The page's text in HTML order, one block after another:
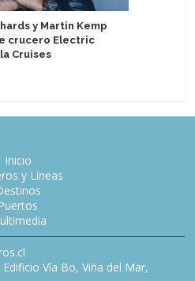
y Martin Kemp
crucero Electric
Cruises
Inicio
y Líneas
Puertos
Vía Bo, Viña del Mar,